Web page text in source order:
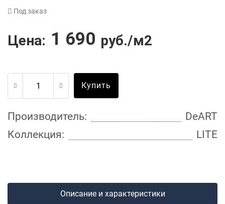
Под заказ
Цена: 1 690 руб./м2
Купить
Производитель:
DeART
Коллекция:
LITE
Описание и характеристики